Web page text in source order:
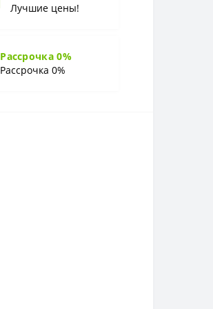
Лучшие цены!
Рассрочка 0%
Рассрочка 0%